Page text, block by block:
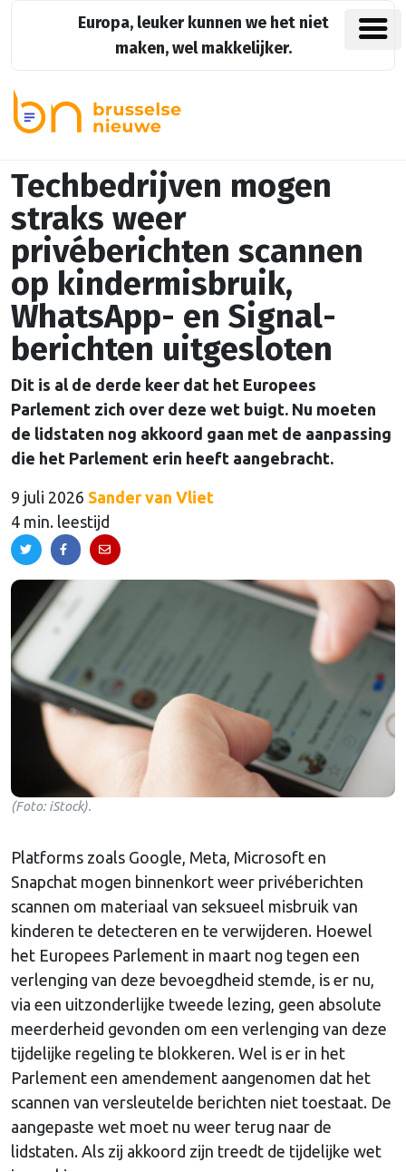
Europa, leuker kunnen we het niet
maken, wel makkelijker.
Techbedrijven mogen
straks weer
privéberichten scannen
op kindermisbruik,
WhatsApp- en Signal-
berichten uitgesloten
Dit is al de derde keer dat het Europees
Parlement zich over deze wet buigt. Nu moeten
de lidstaten nog akkoord gaan met de aanpassing
die het Parlement erin heeft aangebracht.
9 juli 2026 Sander van Vliet
4 min. leestijd
(Foto: iStock).
Platforms zoals Google, Meta, Microsoft en
Snapchat mogen binnenkort weer privéberichten
scannen om materiaal van seksueel misbruik van
kinderen te detecteren en te verwijderen. Hoewel
het Europees Parlement in maart nog tegen een
verlenging van deze bevoegdheid stemde, is er nu,
via een uitzonderlijke tweede lezing, geen absolute
meerderheid gevonden om een verlenging van deze
tijdelijke regeling te blokkeren. Wel is er in het
Parlement een amendement aangenomen dat het
scannen van versleutelde berichten niet toestaat. De
aangepaste wet moet nu weer terug naar de
lidstaten. Als zij akkoord zijn treedt de tijdelijke wet